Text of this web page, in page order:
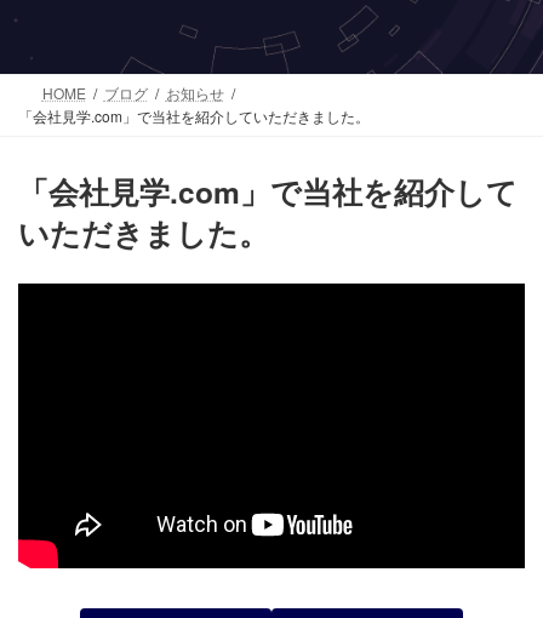
HOME ブログ
お知らせ
「会社見学.com」で当社を紹介していただきました。
「会社見学.com」で当社を紹介して
いただきました。